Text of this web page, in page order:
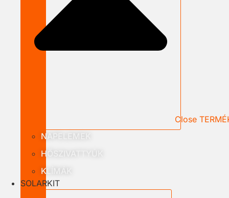
Close
NAPELEMEK
HŐSZIVATTYÚK
KLÍMÁK
SOLARKIT